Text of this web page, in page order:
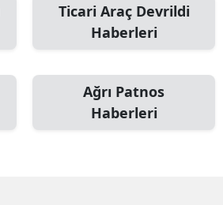
Ticari Araç Devrildi
Haberleri
Ağrı Patnos
Haberleri